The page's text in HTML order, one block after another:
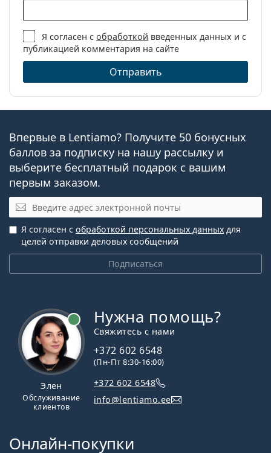
Я согласен собработкой введенных данных и с
публикацией комментария на сайте
Отправить
Впервые в Lentiamo? Получите 50 бонусных
баллов за подписку на нашу рассылку и
выберите бесплатный подарок с вашим
первым заказом.
Электронная почта
Подписаться
Я согласен с обработкой персональных данных для
целей отправки деловых сообщений
Элен
Обслуживание
клиентов
Нужна помощь?
Свяжитесь с нами
+372 602 6548
(Пн-Пт 8:30-16:00)
+372 602 6548
info@lentiamo.ee
Онлайн-покупки